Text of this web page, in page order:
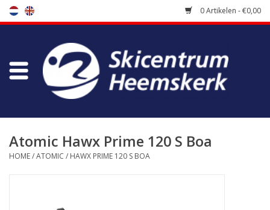
0 Artikelen - €0,00
Winkel
Bootfitting
Atomic Hawx Prime 120 S Boa
HOME/ATOMIC / HAWX PRIME 120 S BOA